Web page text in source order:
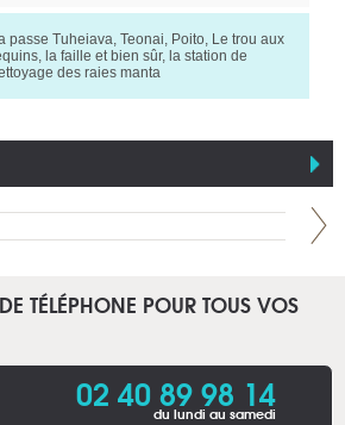
passe Tuheiava, Teonai, Poito, Le trou aux
la faille et bien sûr, la station de
des raies manta
TÉLÉPHONE POUR TOUS VOS
02 40 89 98 14
du lundi au samedi